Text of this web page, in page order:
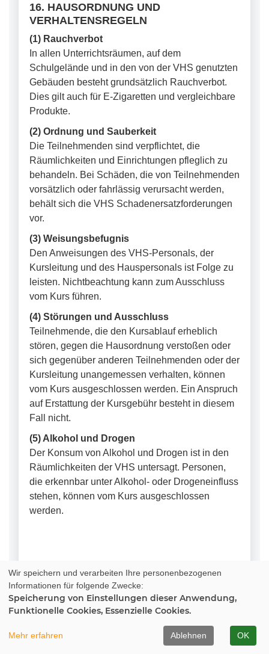
16. HAUSORDNUNG UND
VERHALTENSREGELN
(1) Rauchverbot
In allen Unterrichtsräumen, auf dem
Schulgelände und in den von der VHS genutzten
Gebäuden besteht grundsätzlich Rauchverbot.
Dies gilt auch für E-Zigaretten und vergleichbare
Produkte.
(2) Ordnung und Sauberkeit
Die Teilnehmenden sind verpflichtet, die
Räumlichkeiten und Einrichtungen pfleglich zu
behandeln. Bei Schäden, die von Teilnehmenden
vorsätzlich oder fahrlässig verursacht werden,
behält sich die VHS Schadenersatzforderungen
vor.
(3) Weisungsbefugnis
Den Anweisungen des VHS-Personals, der
Kursleitung und des Hauspersonals ist Folge zu
leisten. Nichtbeachtung kann zum Ausschluss
vom Kurs führen.
(4) Störungen und Ausschluss
Teilnehmende, die den Kursablauf erheblich
stören, gegen die Hausordnung verstoßen oder
sich gegenüber anderen Teilnehmenden oder der
Kursleitung unangemessen verhalten, können
vom Kurs ausgeschlossen werden. Ein Anspruch
auf Erstattung der Kursgebühr besteht in diesem
Fall nicht.
(5) Alkohol und Drogen
Der Konsum von Alkohol und Drogen ist in den
Räumlichkeiten der VHS untersagt. Personen,
die erkennbar unter Alkohol- oder Drogeneinfluss
stehen, können vom Kurs ausgeschlossen
werden.
17. DATENSCHUTZ
Die Verarbeitung personenbezogener Daten
erfolgt ausschließlich im Rahmen der
gesetzlichen Bestimmungen (insbesondere
DSGVO). Es gelten die Bestimmungen der
Wir speichern und verarbeiten Ihre personenbezogenen
Informationen für folgende Zwecke:
Speicherung von Einstellungen dieser Anwendung,
Funktionelle Cookies, Essenzielle Cookies.
Mehr erfahren Ablehnen OK